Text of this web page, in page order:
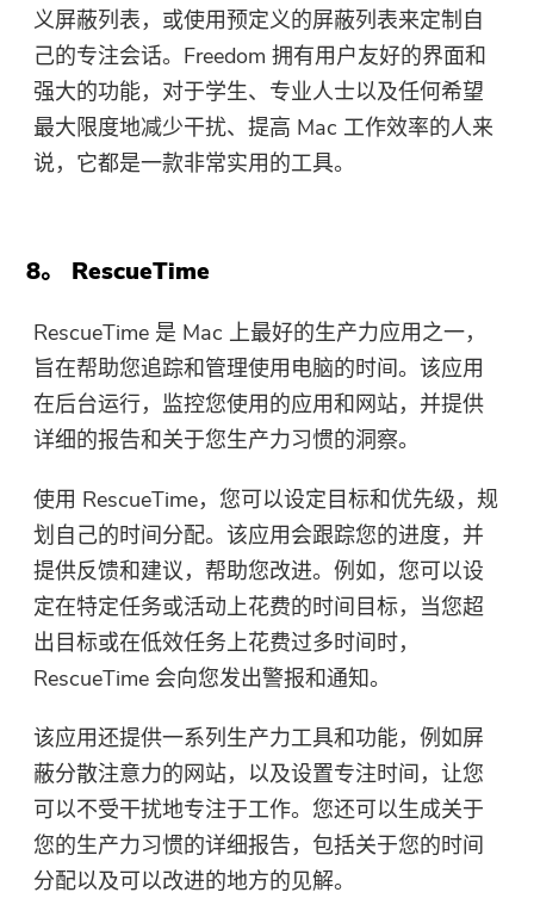
义屏蔽列表，或使用预定义的屏蔽列表来定制自
己的专注会话。Freedom 拥有用户友好的界面和
强大的功能，对于学生、专业人士以及任何希望
最大限度地减少干扰、提高 Mac 工作效率的人来
说，它都是一款非常实用的工具。
8。 RescueTime
RescueTime 是 Mac 上最好的生产力应用之一，
旨在帮助您追踪和管理使用电脑的时间。该应用
在后台运行，监控您使用的应用和网站，并提供
详细的报告和关于您生产力习惯的洞察。
使用 RescueTime，您可以设定目标和优先级，规
划自己的时间分配。该应用会跟踪您的进度，并
提供反馈和建议，帮助您改进。例如，您可以设
定在特定任务或活动上花费的时间目标，当您超
出目标或在低效任务上花费过多时间时，
RescueTime 会向您发出警报和通知。
该应用还提供一系列生产力工具和功能，例如屏
蔽分散注意力的网站，以及设置专注时间，让您
可以不受干扰地专注于工作。您还可以生成关于
您的生产力习惯的详细报告，包括关于您的时间
分配以及可以改进的地方的见解。